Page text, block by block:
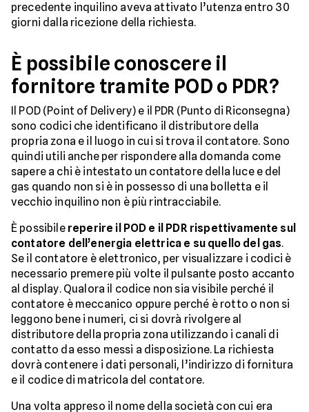
precedente inquilino aveva attivato l’utenza entro 30
giorni dalla ricezione della richiesta.
È possibile conoscere il
fornitore tramite POD o PDR?
Il POD (Point of Delivery) e il PDR (Punto di Riconsegna)
sono codici che identificano il distributore della
propria zona e il luogo in cui si trova il contatore. Sono
quindi utili anche per rispondere alla domanda come
sapere a chi è intestato un contatore della luce e del
gas quando non si è in possesso di una bolletta e il
vecchio inquilino non è più rintracciabile.
È possibile reperire il POD e il PDR rispettivamente sul
contatore dell’energia elettrica e su quello del gas.
Se il contatore è elettronico, per visualizzare i codici è
necessario premere più volte il pulsante posto accanto
al display. Qualora il codice non sia visibile perché il
contatore è meccanico oppure perché è rotto o non si
leggono bene i numeri, ci si dovrà rivolgere al
distributore della propria zona utilizzando i canali di
contatto da esso messi a disposizione. La richiesta
dovrà contenere i dati personali, l’indirizzo di fornitura
e il codice di matricola del contatore.
Una volta appreso il nome della società con cui era